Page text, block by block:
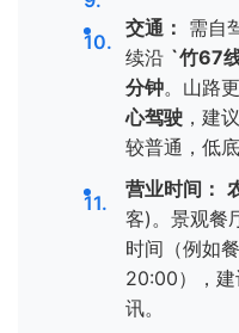
交通： 需自
续沿 `竹67
分钟。山路
心驾驶 ，建
较普通，低
营业时间：
客)。景观餐
时间（例如
20:00），建
讯。